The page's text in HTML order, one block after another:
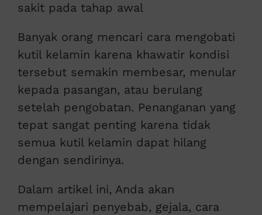
sakit pada tahap awal
Banyak orang mencari cara mengobati
kutil kelamin karena khawatir kondisi
tersebut semakin membesar, menular
kepada pasangan, atau berulang
setelah pengobatan. Penanganan yang
tepat sangat penting karena tidak
semua kutil kelamin dapat hilang
dengan sendirinya.
Dalam artikel ini, Anda akan
mempelajari penyebab, gejala, cara